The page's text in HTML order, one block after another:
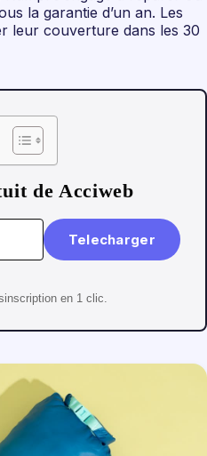
la garantie d’un an. Les
leur couverture dans les 30
de Acciweb
Telecharger
en 1 clic.